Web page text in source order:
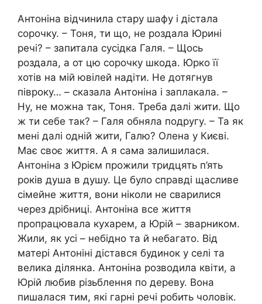
Антоніна відчинила стару шафу і дістала
сорочку. – Тоня, ти що, не роздала Юрині
речі? – запитала сусідка Галя. – Щось
роздала, а от цю сорочку шкода. Юрко її
хотів на мій ювілей надіти. Не дотягнув
півроку… – сказала Антоніна і заплакала. –
Ну, не можна так, Тоня. Треба далі жити. Що
ж ти себе так? – Галя обняла подругу. – Та як
мені далі одній жити, Галю? Олена у Києві.
Має своє життя. А я сама залишилася.
Антоніна з Юрієм прожили тридцять п’ять
років душа в душу. Це було справді щасливе
сімейне життя, вони ніколи не сварилися
через дрібниці. Антоніна все життя
пропрацювала кухарем, а Юрій – зварником.
Жили, як усі – небідно та й небагато. Від
матері Антоніні дістався будинок у селі та
велика ділянка. Антоніна розводила квіти, а
Юрій любив різьблення по дереву. Вона
пишалася тим, які гарні речі робить чоловік.